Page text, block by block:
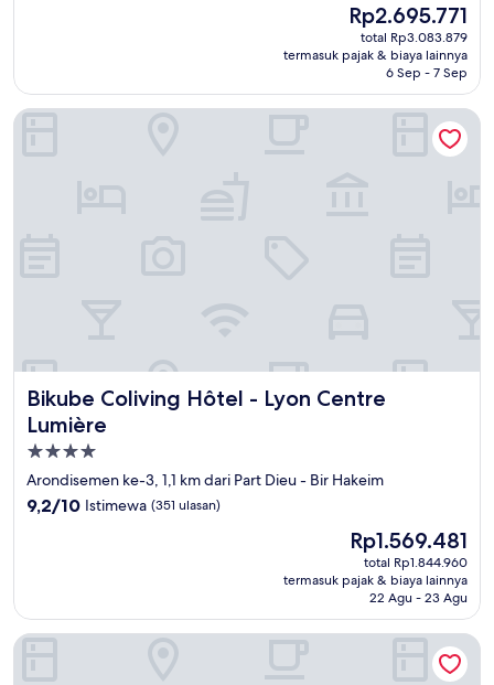
Harga
sekarang
Rp2.695.771
Rp2.695.771
total Rp3.083.879
termasuk pajak & biaya lainnya
6 Sep - 7 Sep
Bikube Coliving Hôtel - Lyon Centre
Lumière
Bikube Coliving Hôtel - Lyon Centre Lumière
Properti
bintang
4.0
Arondisemen ke-3, 1,1 km dari Part Dieu - Bir Hakeim
9.2
9,2/10 Istimewa (351 ulasan)
Harga
sekarang
Rp1.569.481
Rp1.569.481
total Rp1.844.960
termasuk pajak & biaya lainnya
22 Agu - 23 Agu
Bikube Coliving Hôtel - Lyon Centre Lumière
Premiere Classe Lyon Centre - Gare Part Dieu